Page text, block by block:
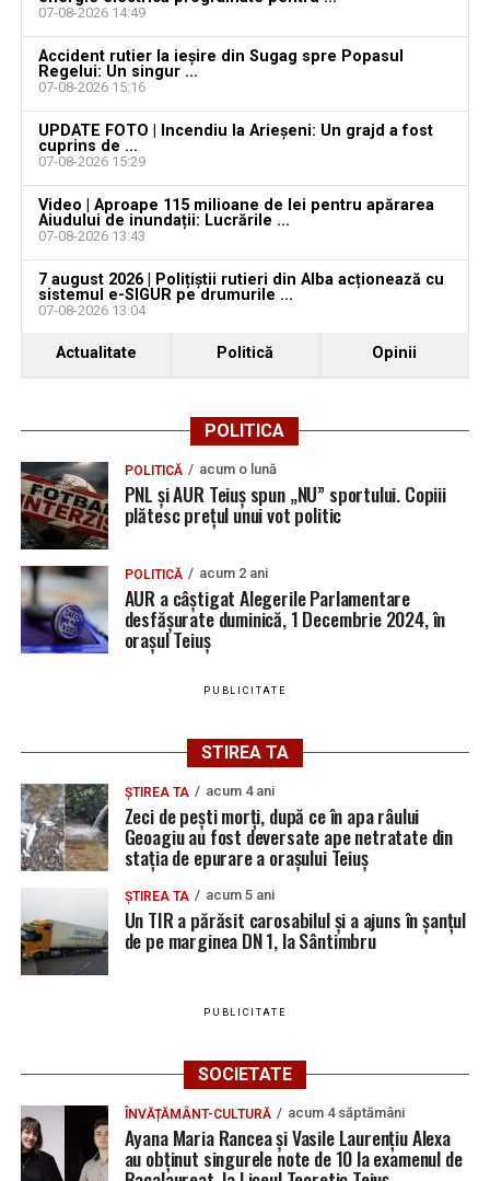
YouTube Instagram WhatsApp Facebook X TikTok
Ultimele știri din Teiuș
Jaf de peste 300.000 de euro, la Teiuș. Familia
păgubită susține că ancheta bate pasul pe loc, la
aproape o lună de la spargere
august 2026. AJOFM Alba a publicat lista posturilor
vacante
Locuri de muncă în Galda de Jos, disponibile la 4
august 2026. AJOFM Alba a publicat lista posturilor
Locuri de muncă în Teiuș, disponibile la 4 august
vacante
Bărbat de 30 de ani din Galda de Jos, reținut după
ce și-ar fi agresat și violat partenera
07-08-2026 14:49
Accident rutier la ieșire din Sugag spre Popasul
Regelui: Un singur ...
07-08-2026 15:16
UPDATE FOTO | Incendiu la Arieșeni: Un grajd a fost
cuprins de ...
07-08-2026 15:29
Video | Aproape 115 milioane de lei pentru apărarea
Aiudului de inundații: Lucrările ...
07-08-2026 13:43
7 august 2026 | Polițiștii rutieri din Alba acționează cu
sistemul e-SIGUR pe drumurile ...
07-08-2026 13:04
Actualitate Politică Opinii
POLITICA
POLITICĂ acum o lună
PNL și AUR Teiuș spun „NU” sportului. Copiii
plătesc prețul unui vot politic
POLITICĂ acum 2 ani
AUR a câștigat Alegerile Parlamentare
desfășurate duminică, 1 Decembrie 2024, în
orașul Teiuș
PUBLICITATE
STIREA TA
ȘTIREA TA acum 4 ani
Zeci de pești morți, după ce în apa râului
Geoagiu au fost deversate ape netratate din
stația de epurare a orașului Teiuș
ȘTIREA TA acum 5 ani
Un TIR a părăsit carosabilul și a ajuns în șanțul
de pe marginea DN 1, la Sântimbru
PUBLICITATE
SOCIETATE
ÎNVĂȚĂMÂNT-CULTURĂ acum 4 săptămâni
Ayana Maria Rancea și Vasile Laurențiu Alexa
au obținut singurele note de 10 la examenul de